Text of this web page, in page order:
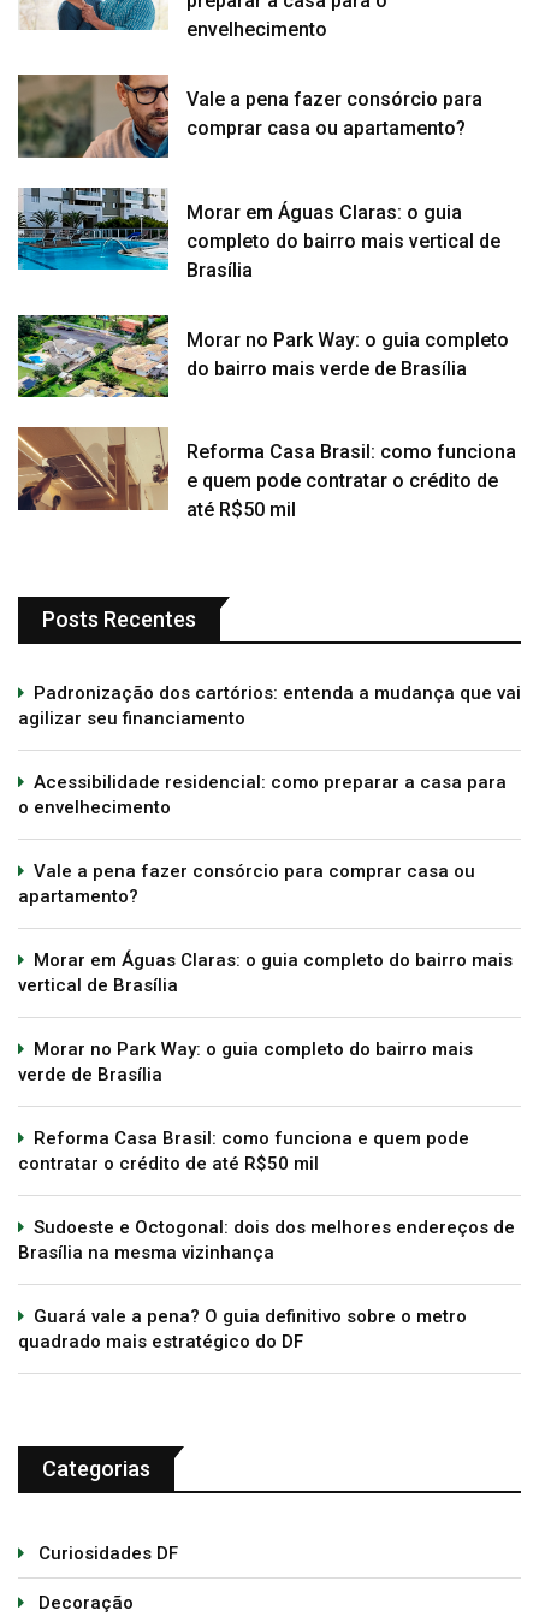
envelhecimento
Vale a pena fazer consórcio para
comprar casa ou apartamento?
Morar em Águas Claras: o guia
completo do bairro mais vertical de
Brasília
Morar no Park Way: o guia completo
do bairro mais verde de Brasília
Reforma Casa Brasil: como funciona
e quem pode contratar o crédito de
até R$50 mil
Posts Recentes
Padronização dos cartórios: entenda a mudança que vai
agilizar seu financiamento
Acessibilidade residencial: como preparar a casa para
o envelhecimento
Vale a pena fazer consórcio para comprar casa ou
apartamento?
Morar em Águas Claras: o guia completo do bairro mais
vertical de Brasília
Morar no Park Way: o guia completo do bairro mais
verde de Brasília
Reforma Casa Brasil: como funciona e quem pode
contratar o crédito de até R$50 mil
Sudoeste e Octogonal: dois dos melhores endereços de
Brasília na mesma vizinhança
Guará vale a pena? O guia definitivo sobre o metro
quadrado mais estratégico do DF
Categorias
Curiosidades DF
Decoração